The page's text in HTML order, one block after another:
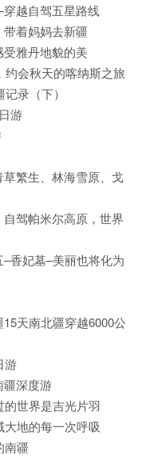
越自驾五星路线
带着妈妈去新疆
受雅丹地貌的美
约会秋天的喀纳斯之旅
录（下）
游
草繁生、林海雪原、戈
自驾帕米尔高原，世界
–香妃墓–美丽也将化为
天南北疆穿越6000公
游
疆深度游
的世界是吉光片羽
大地的每一次呼吸
南疆